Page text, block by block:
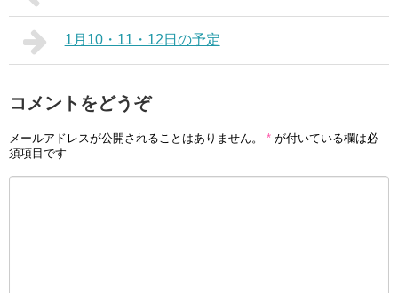
1月10・11・12日の予定
コメントをどうぞ
メールアドレスが公開されることはありません。 * が付いている欄は必
須項目です